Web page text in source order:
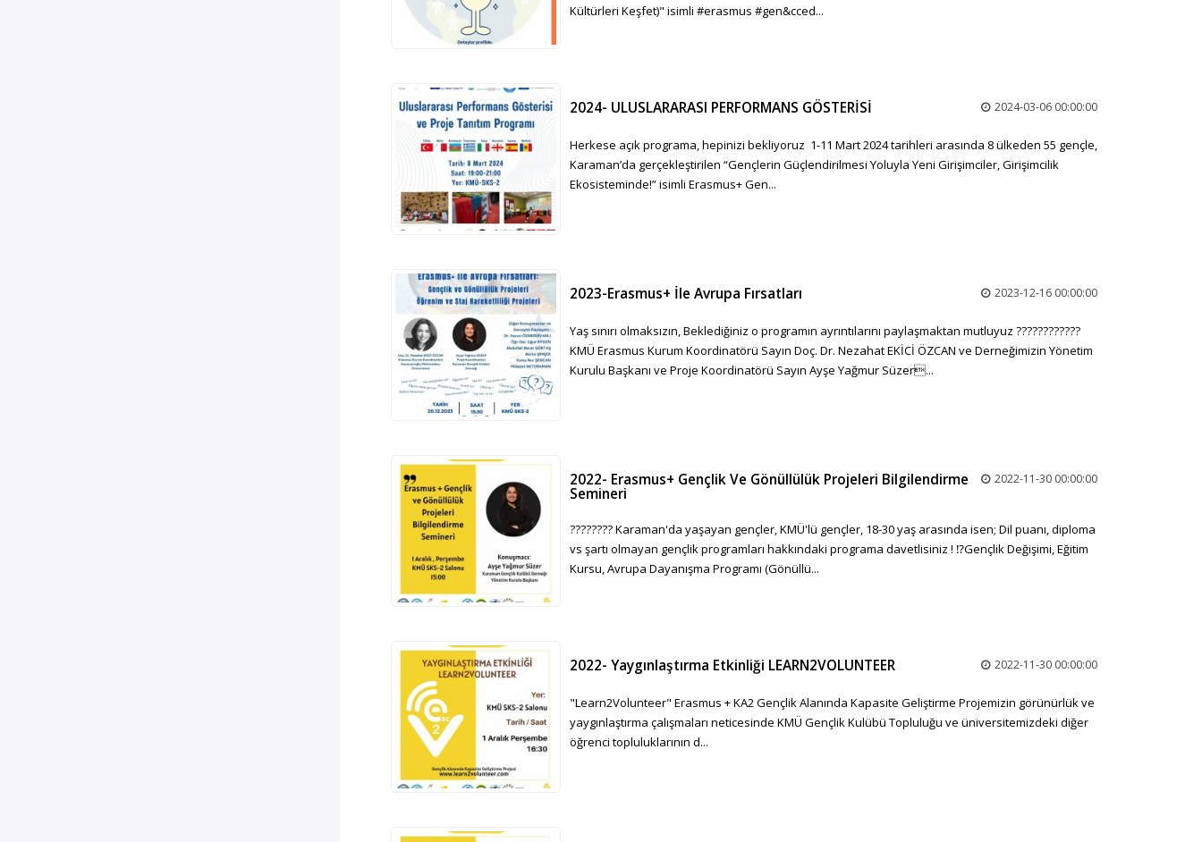
Kültürleri Keşfet)" isimli #erasmus #gen&cced...
2024-03-06 00:00:00
2024- ULUSLARARASI PERFORMANS GÖSTERİSİ
Herkese açık programa, hepinizi bekliyoruz 1-11 Mart 2024 tarihleri arasında 8 ülkeden 55 gençle,
Karaman’da gerçekleştirilen “Gençlerin Güçlendirilmesi Yoluyla Yeni Girişimciler, Girişimcilik
Ekosisteminde!” isimli Erasmus+ Gen...
2023-12-16 00:00:00
2023-Erasmus+ İle Avrupa Fırsatları
Yaş sınırı olmaksızın, Beklediğiniz o programın ayrıntılarını paylaşmaktan mutluyuz ????????????
KMÜ Erasmus Kurum Koordinatörü Sayın Doç. Dr. Nezahat EKİCİ ÖZCAN ve Derneğimizin Yönetim
Kurulu Başkanı ve Proje Koordinatörü Sayın Ayşe Yağmur Süzer...
2022-11-30 00:00:00
2022- Erasmus+ Gençlik Ve Gönüllülük Projeleri Bilgilendirme
Semineri
???????? Karaman'da yaşayan gençler, KMÜ'lü gençler, 18-30 yaş arasında isen; Dil puanı, diploma
vs şartı olmayan gençlik programları hakkındaki programa davetlisiniz ! ⁉️Gençlik Değişimi, Eğitim
Kursu, Avrupa Dayanışma Programı (Gönüllü...
2022-11-30 00:00:00
2022- Yaygınlaştırma Etkinliği LEARN2VOLUNTEER
"Learn2Volunteer" Erasmus + KA2 Gençlik Alanında Kapasite Geliştirme Projemizin görünürlük ve
yaygınlaştırma çalışmaları neticesinde KMÜ Gençlik Kulübü Topluluğu ve üniversitemizdeki diğer
öğrenci topluluklarının d...